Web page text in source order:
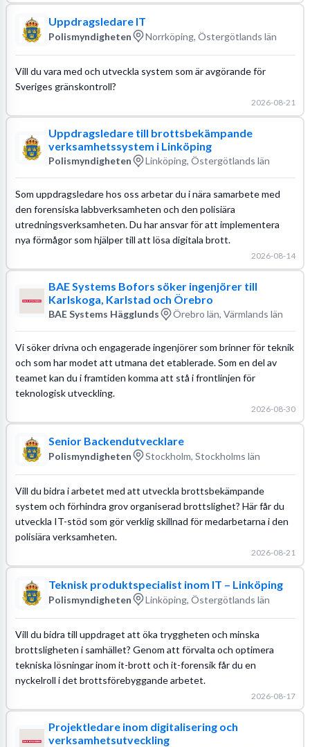
Uppdragsledare IT
Polismyndigheten Norrköping, Östergötlands län
Vill du vara med och utveckla system som är avgörande för
Sveriges gränskontroll?
2026-08-21
Uppdragsledare till brottsbekämpande
verksamhetssystem i Linköping
Polismyndigheten Linköping, Östergötlands län
Som uppdragsledare hos oss arbetar du i nära samarbete med
den forensiska labbverksamheten och den polisiära
utredningsverksamheten. Du har ansvar för att implementera
nya förmågor som hjälper till att lösa digitala brott.
2026-08-14
BAE Systems Bofors söker ingenjörer till
Karlskoga, Karlstad och Örebro
BAE Systems Hägglunds Örebro län, Värmlands län
Vi söker drivna och engagerade ingenjörer som brinner för teknik
och som har modet att utmana det etablerade. Som en del av
teamet kan du i framtiden komma att stå i frontlinjen för
teknologisk utveckling.
2026-08-30
Senior Backendutvecklare
Polismyndigheten Stockholm, Stockholms län
Vill du bidra i arbetet med att utveckla brottsbekämpande
system och förhindra grov organiserad brottslighet? Här får du
utveckla IT-stöd som gör verklig skillnad för medarbetarna i den
polisiära verksamheten.
2026-08-21
Teknisk produktspecialist inom IT – Linköping
Polismyndigheten Linköping, Östergötlands län
Vill du bidra till uppdraget att öka tryggheten och minska
brottsligheten i samhället? Genom att förvalta och optimera
tekniska lösningar inom it-brott och it-forensik får du en
nyckelroll i det brottsförebyggande arbetet.
2026-08-17
Projektledare inom digitalisering och
verksamhetsutveckling